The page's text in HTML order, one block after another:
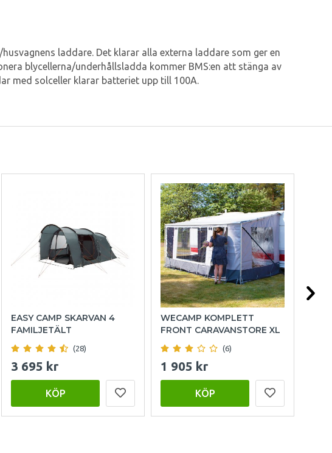
laddare. Det klarar alla externa laddare som ger en
blycellerna/underhållsladda kommer BMS:en att stänga av
med solceller klarar batteriet upp till 100A.
EASY CAMP SKARVAN 4
FAMILJETÄLT
(28)
3 695 kr
KÖP
WECAMP KOMPLETT
FRONT CARAVANSTORE XL
(6)
1 905 kr
KÖP